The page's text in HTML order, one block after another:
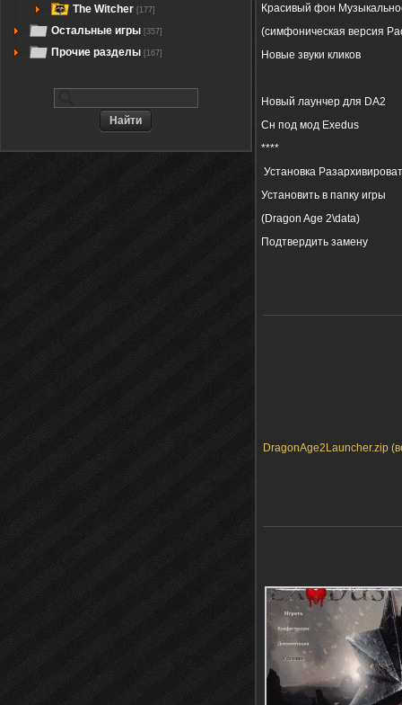
The Witcher [177]
Остальные игры [357]
Прочие разделы [167]
Красивый фон
(симфоническая версия
Новые звуки кликов
Новый лаунчер для DA2
Сн под мод Exedus
****
Установка
Установить в папку игры
(Dragon Age 2\data)
Подтвердить замену
DragonAge2Launcher.zip